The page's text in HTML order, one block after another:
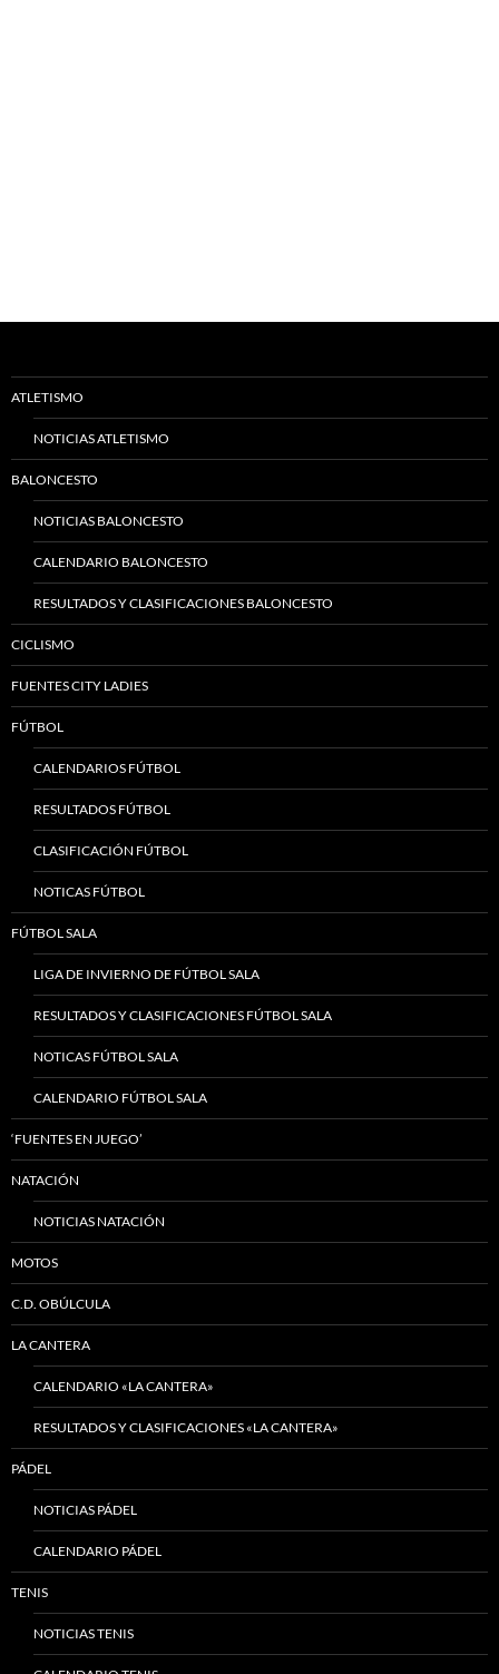
ATLETISMO
NOTICIAS ATLETISMO
BALONCESTO
NOTICIAS BALONCESTO
CALENDARIO BALONCESTO
RESULTADOS Y CLASIFICACIONES BALONCESTO
CICLISMO
FUENTES CITY LADIES
FÚTBOL
CALENDARIOS FÚTBOL
RESULTADOS FÚTBOL
CLASIFICACIÓN FÚTBOL
NOTICAS FÚTBOL
FÚTBOL SALA
LIGA DE INVIERNO DE FÚTBOL SALA
RESULTADOS Y CLASIFICACIONES FÚTBOL SALA
NOTICAS FÚTBOL SALA
CALENDARIO FÚTBOL SALA
‘FUENTES EN JUEGO’
NATACIÓN
NOTICIAS NATACIÓN
MOTOS
C.D. OBÚLCULA
LA CANTERA
CALENDARIO «LA CANTERA»
RESULTADOS Y CLASIFICACIONES «LA CANTERA»
PÁDEL
NOTICIAS PÁDEL
CALENDARIO PÁDEL
TENIS
NOTICIAS TENIS